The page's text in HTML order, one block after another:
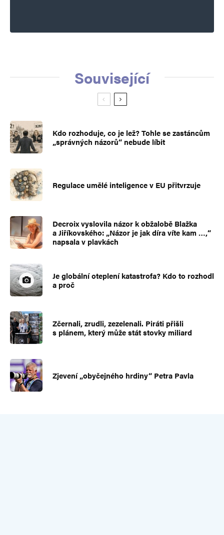
Související
Kdo rozhoduje, co je lež? Tohle se zastáncům
„správných názorů“ nebude líbit
Regulace umělé inteligence v EU přitvrzuje
Decroix vyslovila názor k obžalobě Blažka
a Jiříkovského: „Názor je jak díra víte kam …,“
napsala v plavkách
Je globální oteplení katastrofa? Kdo to rozhodl
a proč
Zčernali, zrudli, zezelenali. Piráti přišli
s plánem, který může stát stovky miliard
Zjevení „obyčejného hrdiny“ Petra Pavla